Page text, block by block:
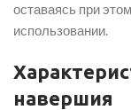
оставаясь при
использовании.
навершия